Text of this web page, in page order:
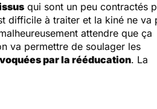
qui sont un peu contractés
difficile à traiter et la kiné ne va
attendre que ça
va permettre de soulager les
par la rééducation. La